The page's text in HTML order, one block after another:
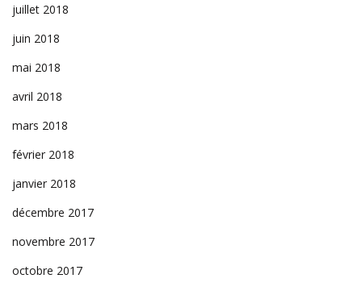
juillet 2018
juin 2018
mai 2018
avril 2018
mars 2018
février 2018
janvier 2018
décembre 2017
novembre 2017
octobre 2017